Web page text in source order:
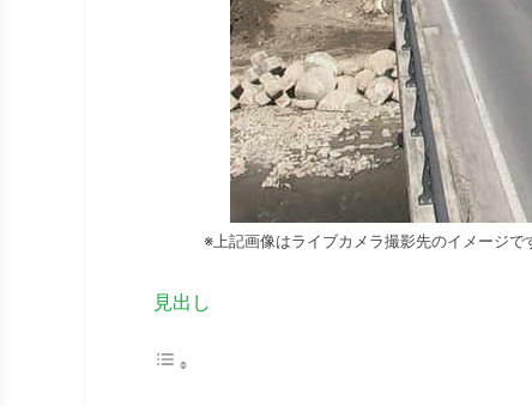
※上記画像はライブカメラ撮影先のイメージで
見出し